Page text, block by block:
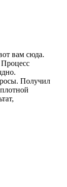
вам сюда.
Процесс
Получил